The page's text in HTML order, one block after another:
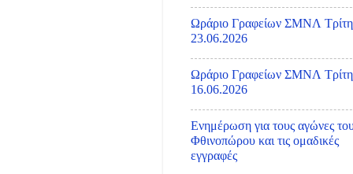
Ωράριο Γραφείων ΣΜΝΛ Τρίτη
23.06.2026
Ωράριο Γραφείων ΣΜΝΛ Τρίτη
16.06.2026
Ενημέρωση για τους αγώνες
Φθινοπώρου και τις ομαδικές
εγγραφές